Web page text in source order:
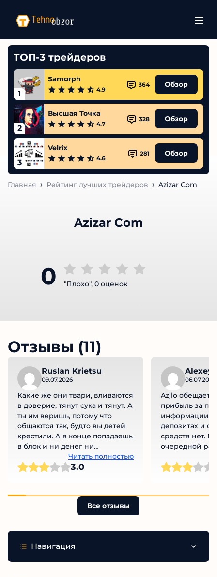
ТОП-3 трейдеров
1
Samorph
4.9
364 Обзор
2
Высшая Точка
4.7
328 Обзор
3
Velrix
4.6
281 Обзор
Главная Рейтинг лучших трейдеров Azizar Com
Azizar Com
0 "Плохо", 0 оценок
Отзывы (11)
Ruslan Krietsu
09.07.2026
Какие же они твари, вливаются
в доверие, тянут сука и тянут. А
ты им веришь, потому что
общаются так, будто вы детей
крестили. А в конце попадаешь
в блок и ни денег ни
вымышленного кума нет. Я
прям разочарован.
Читать полностью
3.0
Alexey
06.07.2026
Azjlo обещает
прибыль за
информации о
депозитах и
средств нет.
очередной
Все отзывы
Навигация